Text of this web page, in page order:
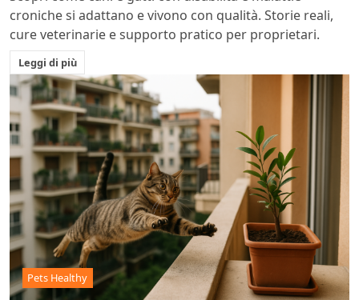
croniche si adattano e vivono con qualità. Storie reali,
cure veterinarie e supporto pratico per proprietari.
Leggi di più
Pets Healthy